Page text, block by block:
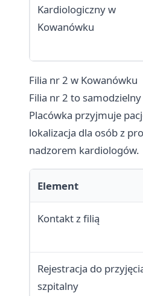
Kardiologiczny w
Kowanówku
Filia nr 2 w Kowanówku
Filia nr 2 to
Placówka przyjmuje
lokalizacja dla osób z
nadzorem kardiologów.
Element
Kontakt z filią
Rejestracja do
szpitalny